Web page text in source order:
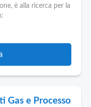
è alla ricerca per la
Gas e Processo